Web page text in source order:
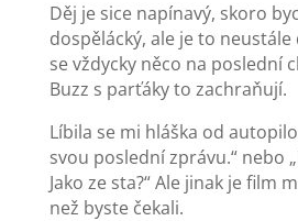
Děj je sice napínavý, skoro
dospělácký, ale je to
se vždycky něco na poslední
Buzz s parťáky to zachraňují.
Líbila se mi hláška od
svou poslední zprávu.“ nebo
Jako ze sta?“ Ale jinak je film
než byste čekali.